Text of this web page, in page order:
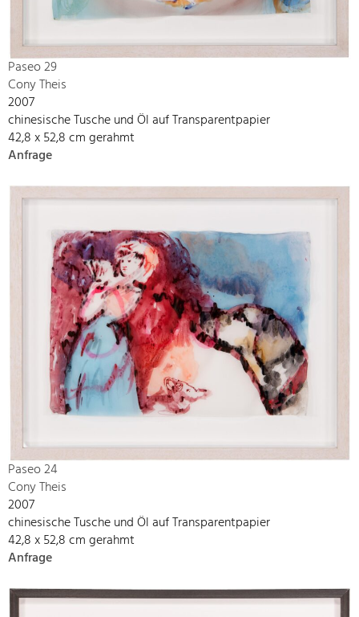
Paseo 29
Cony Theis
2007
chinesische Tusche und Öl auf Transparentpapier
42,8 x 52,8 cm gerahmt
Anfrage
Paseo 24
Cony Theis
2007
chinesische Tusche und Öl auf Transparentpapier
42,8 x 52,8 cm gerahmt
Anfrage